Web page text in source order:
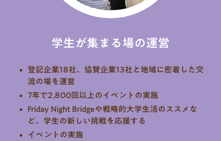
学生が集まる 場の運営
登記企業18社、協賛企業13社と地域に密着した交
流の場を運営
7年で2,800回以上のイベントの実施
Friday Night Bridgeや戦略的大学生活のススメな
ど、学生の新しい挑戦を応援する
イベントの実施